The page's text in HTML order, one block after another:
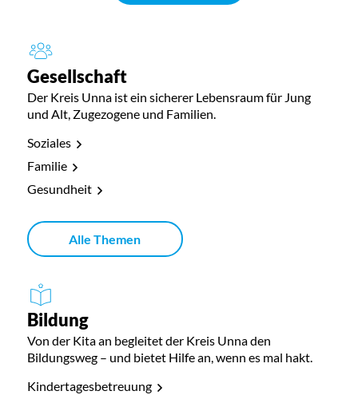
Gesellschaft
Der Kreis Unna ist ein sicherer Lebensraum für Jung
und Alt, Zugezogene und Familien.
Soziales
Familie
Gesundheit
Alle Themen
Bildung
Von der Kita an begleitet der Kreis Unna den
Bildungsweg – und bietet Hilfe an, wenn es mal hakt.
Kindertagesbetreuung